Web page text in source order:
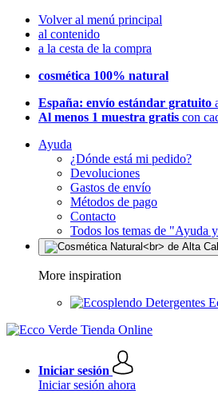
Volver al menú principal
al contenido
a la cesta de la compra
cosmética 100% natural
España: envío estándar gratuito
Al menos 1 muestra gratis con
Ayuda
¿Dónde está mi pedido?
Devoluciones
Gastos de envío
Métodos de pago
Contacto
Todos los temas de "Ayuda
More inspiration
Detergentes
Iniciar sesión
Iniciar sesión ahora